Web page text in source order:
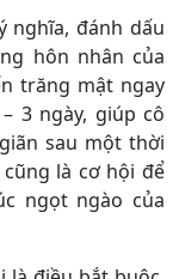
nghĩa, đánh dấu
hôn nhân của
trăng mật ngay
3 ngày, giúp cô
sau một thời
là cơ hội để
ngọt ngào của